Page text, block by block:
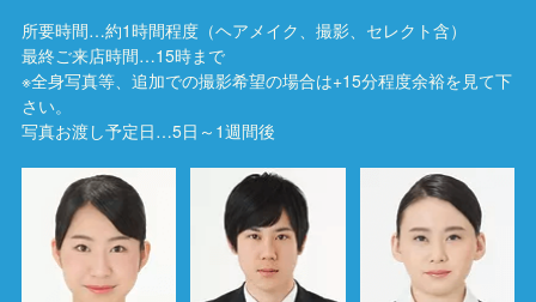
所要時間…約1時間程度（ヘアメイク、撮影、セレクト含）
最終ご来店時間…15時まで
※全身写真等、追加での撮影希望の場合は+15分程度余裕を見て下
さい。
写真お渡し予定日…5日～1週間後